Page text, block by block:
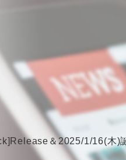
＆2025/1/16(木)